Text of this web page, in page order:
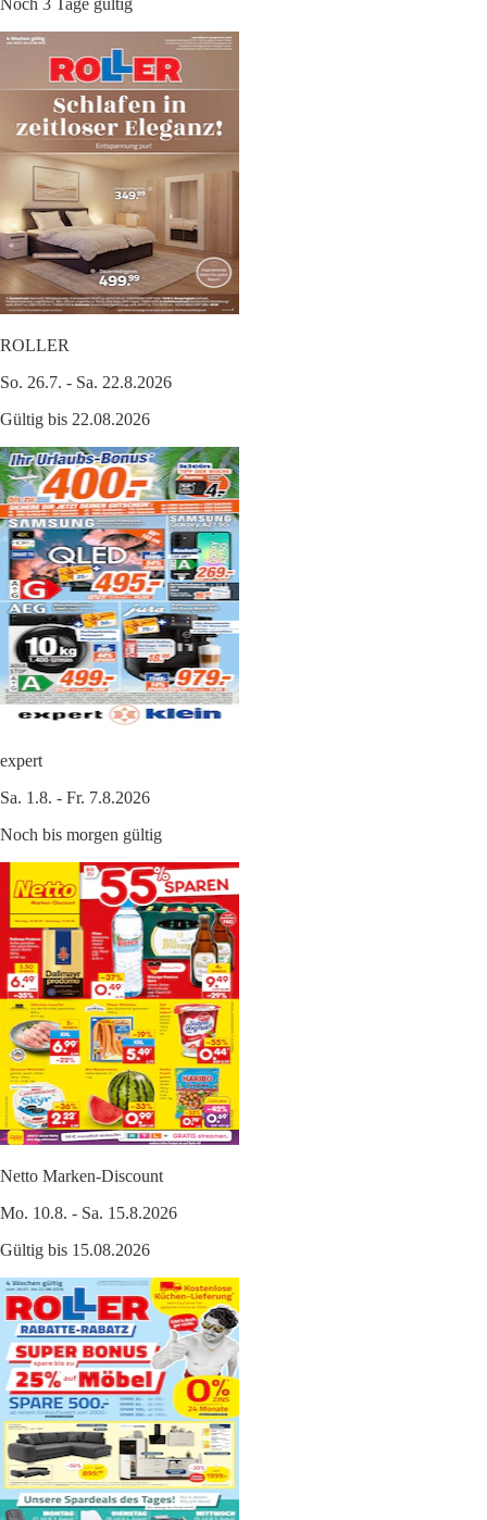
Noch 3 Tage gültig
ROLLER
So. 26.7. - Sa. 22.8.2026
Gültig bis 22.08.2026
expert
Sa. 1.8. - Fr. 7.8.2026
Noch bis morgen gültig
Netto Marken-Discount
Mo. 10.8. - Sa. 15.8.2026
Gültig bis 15.08.2026